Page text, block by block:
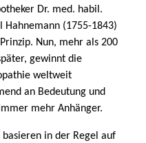
Dr. med. habil.
Hahnemann (1755-1843)
Nun, mehr als 200
gewinnt die
weltweit
an Bedeutung und
mehr Anhänger.
in der Regel auf